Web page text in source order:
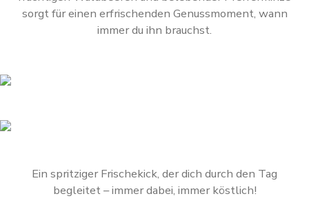
sorgt für einen erfrischenden Genussmoment, wann
immer du ihn brauchst.
Ein spritziger Frischekick, der dich durch den Tag
begleitet – immer dabei, immer köstlich!